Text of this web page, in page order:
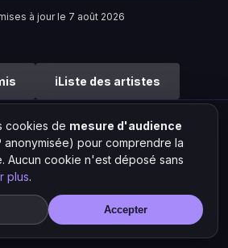
à jour le 7 août 2026
Liste des artistes
musique urbaine
réservés ·Mentions légales·Gérer les
cookies de mesure d'audience
anonymisée) pour comprendre la
Aucun cookie n'est déposé sans
plus.
Accepter